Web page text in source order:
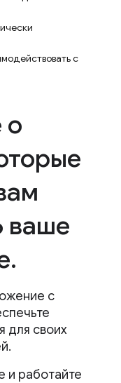
с
о
ваше
.
с
для своих
и работайте